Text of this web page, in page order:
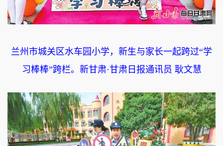
兰州市城关区水车园小学，新生与家长一起跨过“学
习棒棒”跨栏。新甘肃·甘肃日报通讯员 耿文慧